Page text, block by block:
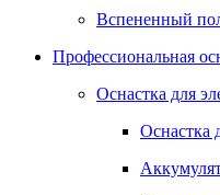
Вспененный
Профессиональная
Оснастка для
Оснастка